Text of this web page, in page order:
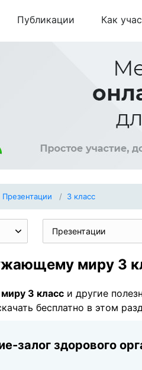
Публикации Как
Презентации 3 класс
Презентации
миру 3
3 класс и другие
бесплатно в этом
залог здорового